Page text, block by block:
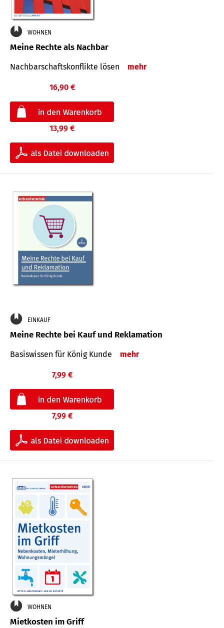
WOHNEN
Meine Rechte als Nachbar
Nach­bar­schafts­konflikte lösen mehr
16,90 €
13,99 €
EINKAUF
Meine Rechte bei Kauf und Reklamation
Basiswissen für König Kunde mehr
7,99 €
7,99 €
WOHNEN
Mietkosten im Griff